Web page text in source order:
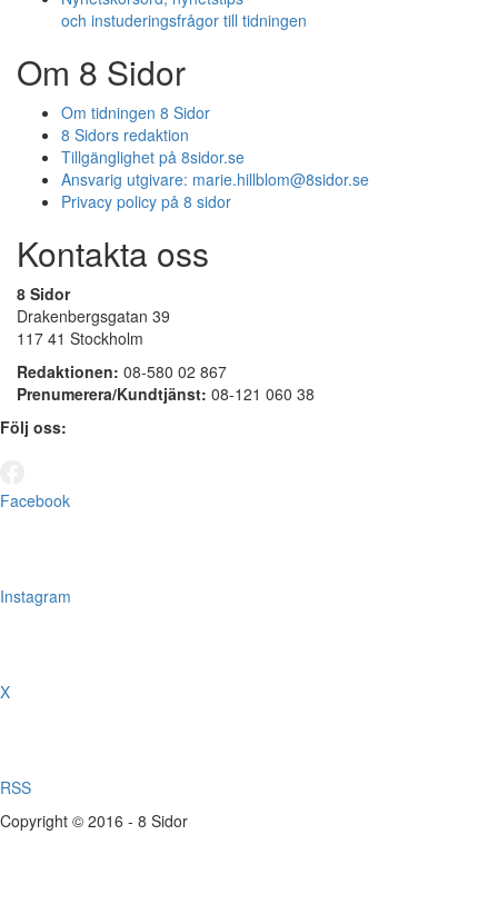
och instuderingsfrågor till tidningen
Om 8 Sidor
Om tidningen 8 Sidor
8 Sidors redaktion
Tillgänglighet på 8sidor.se
Ansvarig utgivare: marie.hillblom@8sidor.se
Privacy policy på 8 sidor
Kontakta oss
8 Sidor
Drakenbergsgatan 39
117 41 Stockholm
Redaktionen: 08-580 02 867
Prenumerera/Kundtjänst: 08-121 060 38
Följ oss:
Facebook
Instagram
X
RSS
Copyright © 2016 - 8 Sidor